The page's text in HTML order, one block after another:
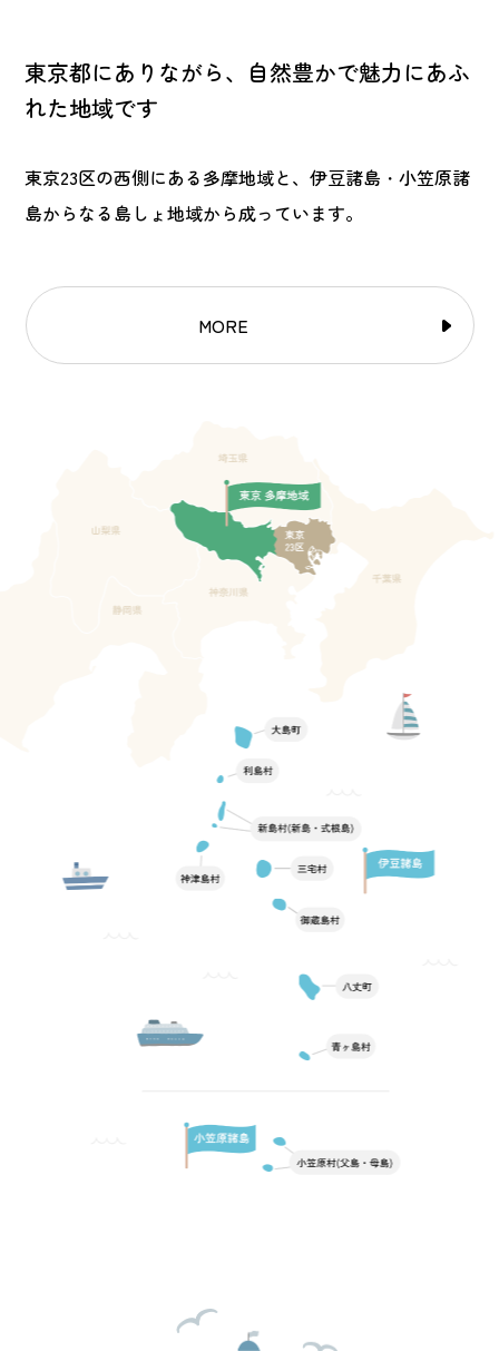
東京都にありながら、自然豊かで魅力にあふ
れた地域です
東京23区の西側にある多摩地域と、伊豆諸島・小笠原諸
島からなる島しょ地域から成っています。
MORE